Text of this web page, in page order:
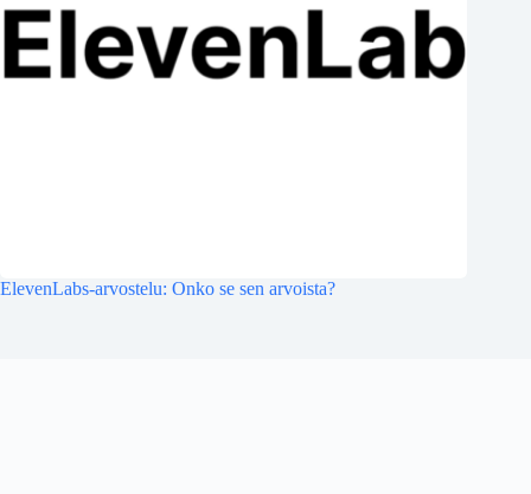
ElevenLabs-arvostelu: Onko se sen arvoista?